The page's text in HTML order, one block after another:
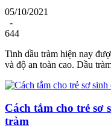
05/10/2021
-
644
Tinh dầu tràm hiện nay
và độ an toàn cao. Dầu
Cách tắm cho trẻ sơ
tràm